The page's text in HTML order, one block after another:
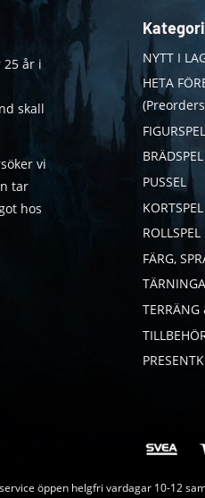
25 år i
skall
vi
tar
hos
NYTT I
HETA
FIGURSPEL
PUSSEL
KORTSPEL
ROLLSPEL
FÄRG,
TERRÄNG
öppen helgfri vardagar 10-12